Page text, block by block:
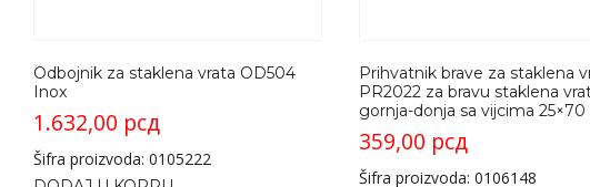
Odbojnik za staklena vrata OD504
Inox
1.632,00 рсд
Šifra proizvoda: 0105222
Prihvatnik brave za staklena
PR2022 za bravu staklena
gornja-donja sa vijcima 25×70
359,00 рсд
Šifra proizvoda: 0106148